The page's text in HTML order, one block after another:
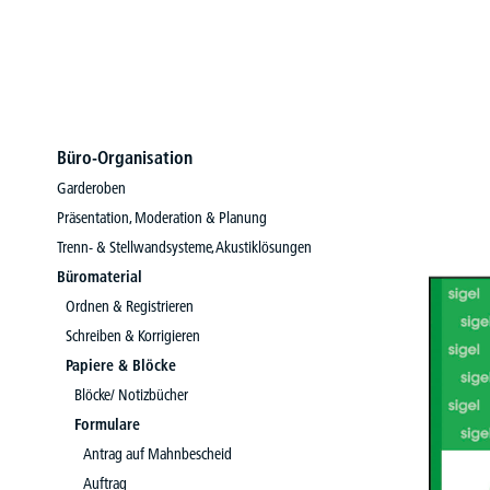
Büro-Organisation
Garderoben
Präsentation, Moderation & Planung
Trenn- & Stellwandsysteme, Akustiklösungen
Büromaterial
Ordnen & Registrieren
Schreiben & Korrigieren
Papiere & Blöcke
Blöcke/ Notizbücher
Formulare
Antrag auf Mahnbescheid
Auftrag